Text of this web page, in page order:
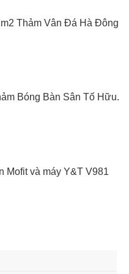
Thảm Vân Đá Hà Đông
Bóng Bàn Sân Tố Hữu.
Mofit và máy Y&T V981